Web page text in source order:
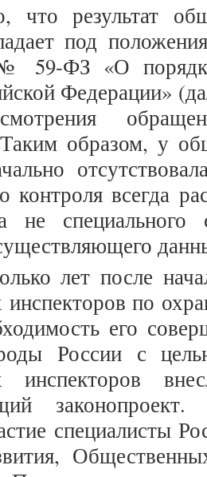
результат
под
59-ФЗ «О порядке
Федерации»
образом, у
контроля всегда
не специального
лет после
по
его
России с
инспекторов
специалисты